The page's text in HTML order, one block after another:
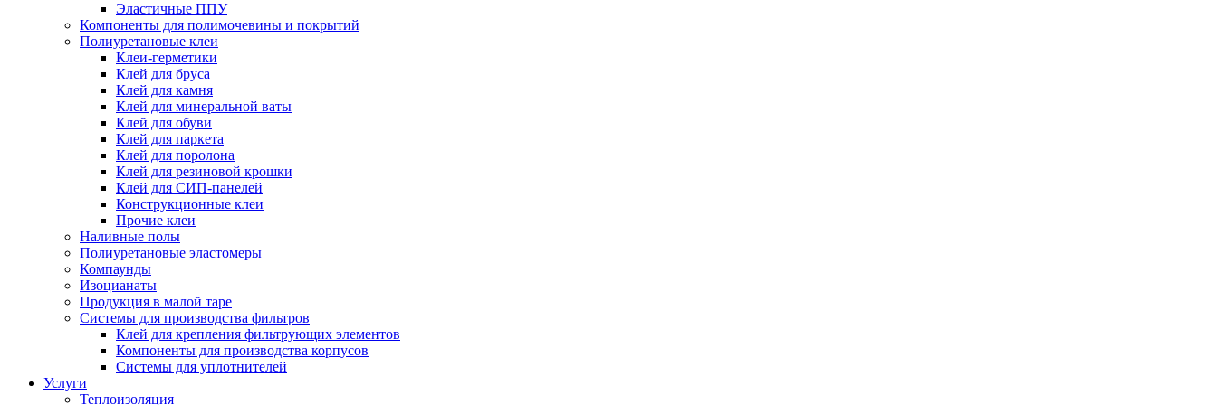
Эластичные ППУ
Компоненты для полимочевины и покрытий
Полиуретановые клеи
Клеи-герметики
Клей для бруса
Клей для камня
Клей для минеральной ваты
Клей для обуви
Клей для паркета
Клей для поролона
Клей для резиновой крошки
Клей для СИП-панелей
Конструкционные клеи
Прочие клеи
Наливные полы
Полиуретановые эластомеры
Компаунды
Изоцианаты
Продукция в малой таре
Системы для производства фильтров
Клей для крепления фильтрующих элементов
Компоненты для производства корпусов
Системы для уплотнителей
Услуги
Теплоизоляция